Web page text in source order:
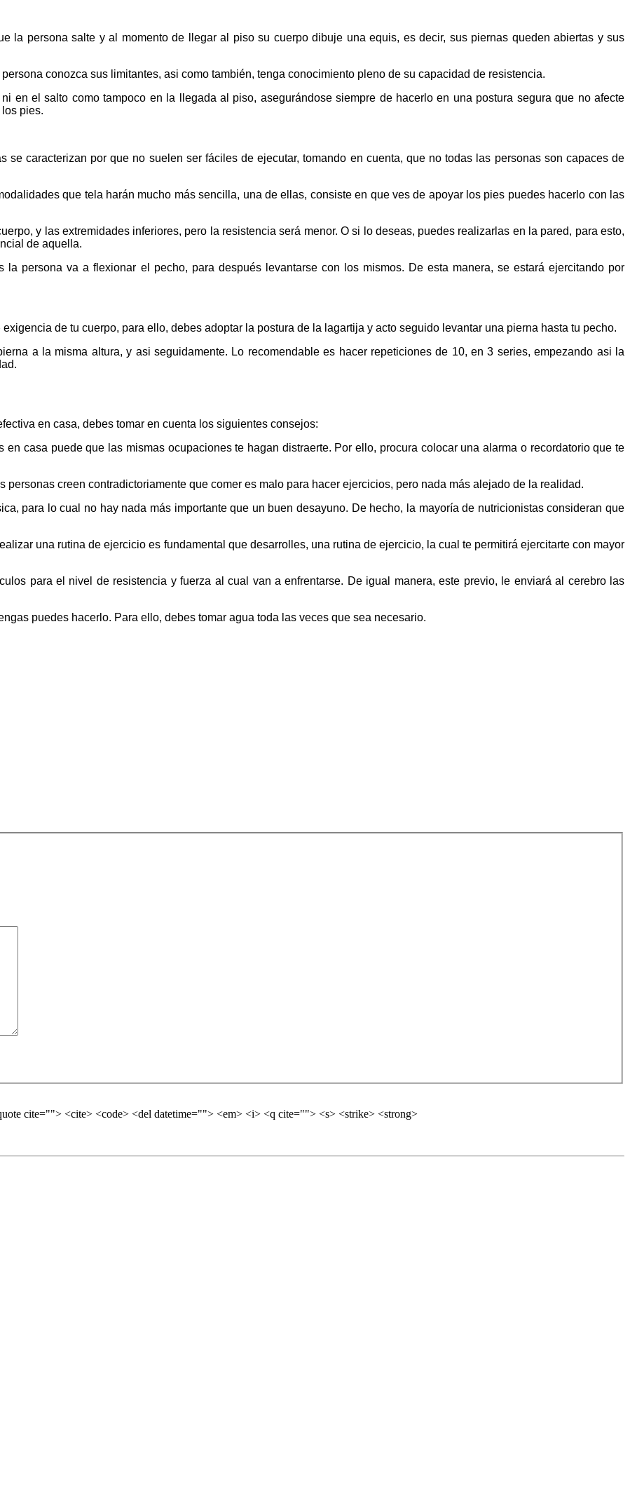
la persona salte y al momento de llegar al piso su cuerpo dibuje una equis, es decir, sus piernas queden abiertas y sus
conozca sus limitantes, asi como también, tenga conocimiento pleno de su capacidad de resistencia.
en el salto como tampoco en la llegada al piso, asegurándose siempre de hacerlo en una postura segura que no afecte
pies.
caracterizan por que no suelen ser fáciles de ejecutar, tomando en cuenta, que no todas las personas son capaces de
que tela harán mucho más sencilla, una de ellas, consiste en que ves de apoyar los pies puedes hacerlo con las
y las extremidades inferiores, pero la resistencia será menor. O si lo deseas, puedes realizarlas en la pared, para esto,
de aquella.
persona va a flexionar el pecho, para después levantarse con los mismos. De esta manera, se estará ejercitando por
de tu cuerpo, para ello, debes adoptar la postura de la lagartija y acto seguido levantar una pierna hasta tu pecho.
a la misma altura, y asi seguidamente. Lo recomendable es hacer repeticiones de 10, en 3 series, empezando asi la
en casa, debes tomar en cuenta los siguientes consejos:
en casa puede que las mismas ocupaciones te hagan distraerte. Por ello, procura colocar una alarma o recordatorio que te
creen contradictoriamente que comer es malo para hacer ejercicios, pero nada más alejado de la realidad.
para lo cual no hay nada más importante que un buen desayuno. De hecho, la mayoría de nutricionistas consideran que
una rutina de ejercicio es fundamental que desarrolles, una rutina de ejercicio, la cual te permitirá ejercitarte con mayor
para el nivel de resistencia y fuerza al cual van a enfrentarse. De igual manera, este previo, le enviará al cerebro las
puedes hacerlo. Para ello, debes tomar agua toda las veces que sea necesario.
cite=""> <cite> <code> <del datetime=""> <em> <i> <q cite=""> <s> <strike> <strong>